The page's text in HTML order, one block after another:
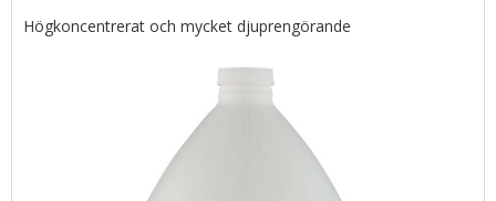
Högkoncentrerat och mycket djuprengörande